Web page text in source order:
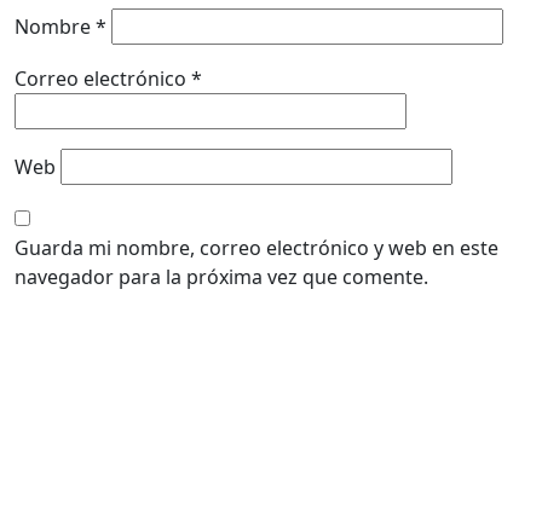
Nombre*
Correo electrónico *
Web
Guarda mi nombre, correo electrónico y web en este
navegador para la próxima vez que comente.